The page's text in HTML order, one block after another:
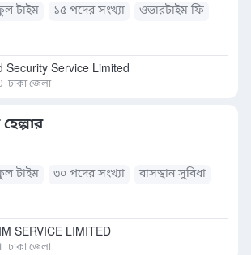
টাইম ১৫ পদের সংখ্যা
ওভারটাইম ফি
Security Service Limited
ঢাকা জেলা
টাইম ৩০ পদের সংখ্যা
বাসস্থান সুবিধা
SERVICE LIMITED
ঢাকা জেলা